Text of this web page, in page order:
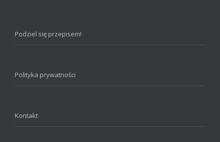
Podziel się przepisem!
Polityka prywatności
Kontakt